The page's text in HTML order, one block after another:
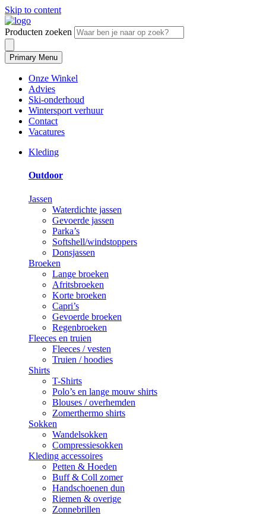
Skip to content
Producten zoeken
Primary Menu
Onze Winkel
Advies
Ski-onderhoud
Wintersport verhuur
Contact
Vacatures
Kleding
Outdoor
Jassen
Waterdichte jassen
Gevoerde jassen
Parka’s
Softshell/windstoppers
Donsjassen
Broeken
Lange broeken
Afritsbroeken
Korte broeken
Capri’s
Gevoerde broeken
Regenbroeken
Fleeces en truien
Fleeces / vesten
Truien / hoodies
Shirts
T-Shirts
Polo’s en lange mouw shirts
Blouses / overhemden
Zomerthermo shirts
Sokken
Wandelsokken
Compressiesokken
Kleding accessoires
Petten & Hoeden
Buff & Coll zomer
Handschoenen dun
Riemen & overige
Zonnebrillen